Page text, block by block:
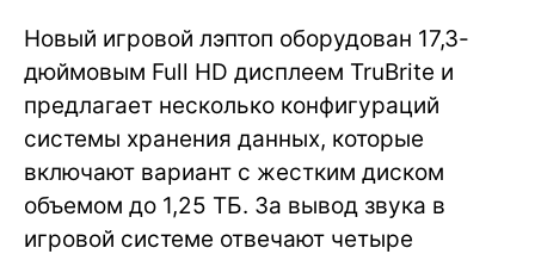
Новый игровой лэптоп оборудован 17,3-
дюймовым Full HD дисплеем TruBrite и
предлагает несколько конфигураций
системы хранения данных, которые
включают вариант с жестким диском
объемом до 1,25 ТБ. За вывод звука в
игровой системе отвечают четыре